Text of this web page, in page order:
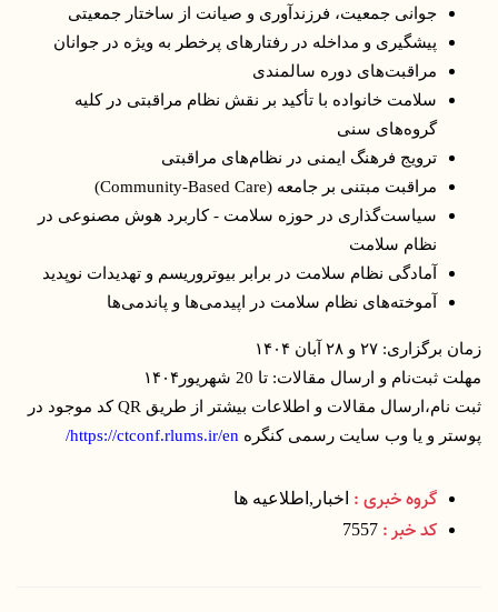
جوانی جمعیت، فرزندآوری و صیانت از ساختار جمعیتی
پیشگیری و مداخله در رفتارهای پرخطر به ویژه در جوانان
مراقبت‌های دوره سالمندی
سلامت خانواده با تأکید بر نقش نظام مراقبتی در کلیه
گروه‌های سنی
ترویج فرهنگ ایمنی در نظام‌های مراقبتی
مراقبت مبتنی بر جامعه (Community-Based Care)
سیاست‌گذاری در حوزه سلامت - کاربرد هوش مصنوعی در
نظام‌ سلامت
آمادگی نظام سلامت در برابر بیوتروریسم و تهدیدات نوپدید
آموخته‌های نظام سلامت در اپیدمی‌ها و پاندمی‌ها
زمان برگزاری: ۲۷ و ۲۸ آبان ۱۴۰۴
مهلت ثبت‌نام و ارسال مقالات: تا 20 شهریور۱۴۰۴
ثبت نام،ارسال مقالات و اطلاعات بیشتر از طریق QR کد موجود در
پوستر و یا وب سایت رسمی کنگره https://ctconf.rlums.ir/en/
گروه خبری : اخبار,اطلاعیه ها
کد خبر : 7557